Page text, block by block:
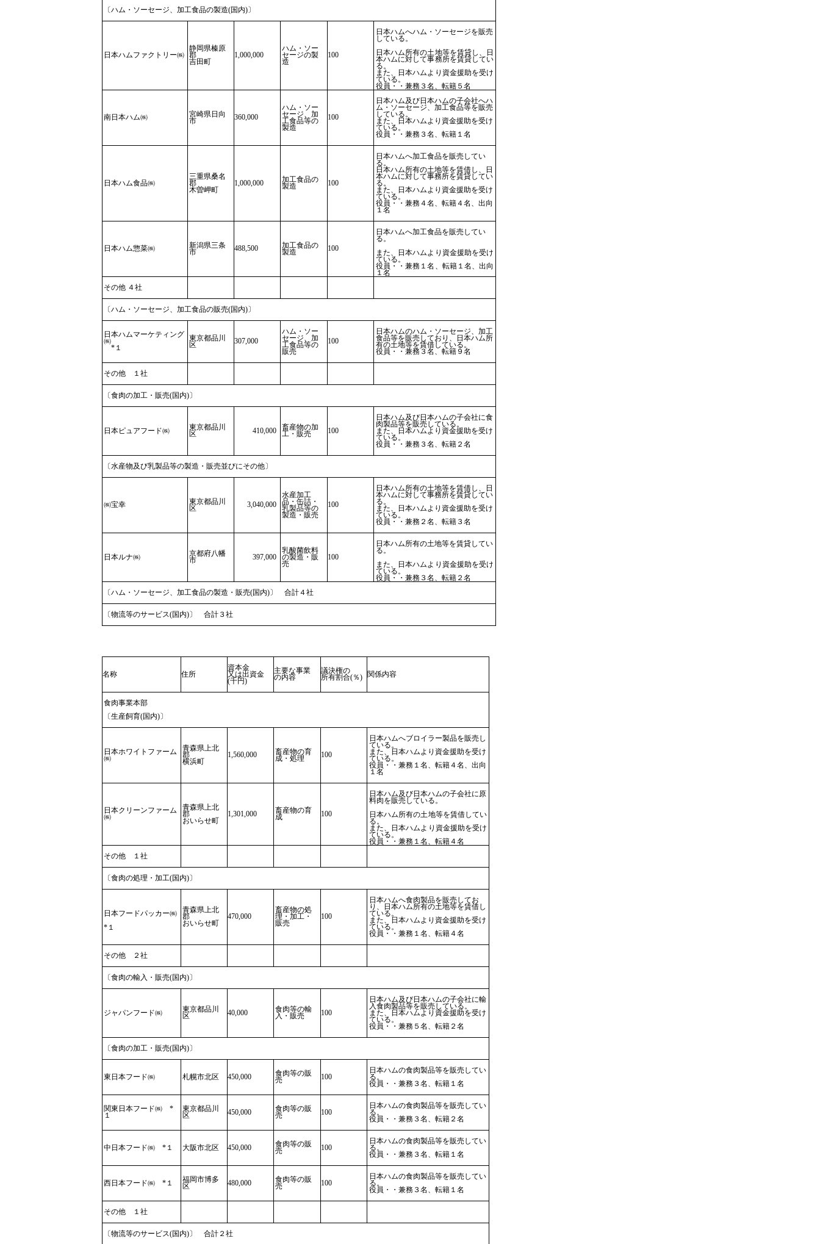
〔ハム・ソーセージ、加工食品の製造(国内)〕
日本ハムファクトリー㈱
静岡県榛原
郡
吉田町
1,000,000
ハム・ソー
セージの製
造
100
日本ハムへハム・ソーセージを販売
している。
日本ハム所有の土地等を賃貸し、日
本ハムに対して事務所を賃貸してい
る。
また、日本ハムより資金援助を受け
ている。
役員・・兼務３名、転籍５名
南日本ハム㈱ 宮崎県日向
市 360,000
ハム・ソー
セージ、加
工食品等の
製造
100
日本ハム及び日本ハムの子会社へハ
ム・ソーセージ、加工食品等を販売
している。
また、日本ハムより資金援助を受け
ている。
役員・・兼務３名、転籍１名
日本ハム食品㈱
三重県桑名
郡
木曽岬町
1,000,000 加工食品の
製造 100
日本ハムへ加工食品を販売してい
る。
日本ハム所有の土地等を賃借し、日
本ハムに対して事務所を賃貸してい
る。
また、日本ハムより資金援助を受け
ている。
役員・・兼務４名、転籍４名、出向
１名
日本ハム惣菜㈱ 新潟県三条
市 488,500 加工食品の
製造 100
日本ハムへ加工食品を販売してい
る。
また、日本ハムより資金援助を受け
ている。
役員・・兼務１名、転籍１名、出向
１名
その他 ４社
〔ハム・ソーセージ、加工食品の販売(国内)〕
日本ハムマーケティング
㈱
*１
東京都品川
区 307,000
ハム・ソー
セージ、加
工食品等の
販売
100
日本ハムのハム・ソーセージ、加工
食品等を販売しており、日本ハム所
有の土地等を賃借している。
役員・・兼務３名、転籍９名
その他 １社
〔食肉の加工・販売(国内)〕
日本ピュアフード㈱ 東京都品川
区 410,000 畜産物の加
工・販売 100
日本ハム及び日本ハムの子会社に食
肉製品等を販売している。
また、日本ハムより資金援助を受け
ている。
役員・・兼務３名、転籍２名
〔水産物及び乳製品等の製造・販売並びにその他〕
㈱宝幸 東京都品川
区 3,040,000
水産加工
品・缶詰・
乳製品等の
製造・販売
100
日本ハム所有の土地等を賃借し、日
本ハムに対して事務所を賃貸してい
る。
また、日本ハムより資金援助を受け
ている。
役員・・兼務２名、転籍３名
日本ルナ㈱ 京都府八幡
市 397,000
乳酸菌飲料
の製造・販
売
100
日本ハム所有の土地等を賃貸してい
る。
また、日本ハムより資金援助を受け
ている。
役員・・兼務３名、転籍２名
〔ハム・ソーセージ、加工食品の製造・販売(国内)〕 合計４社
〔物流等のサービス(国内)〕 合計３社
名称 住所
資本金
又は出資金
(千円)
主要な事業
の内容
議決権の
所有割合(％) 関係内容
食肉事業本部
〔生産飼育(国内)〕
日本ホワイトファーム
㈱
青森県上北
郡
横浜町
1,560,000 畜産物の育
成・処理 100
日本ハムへブロイラー製品を販売し
ている。
また、日本ハムより資金援助を受け
ている。
役員・・兼務１名、転籍４名、出向
１名
日本クリーンファーム
㈱
青森県上北
郡
おいらせ町
1,301,000 畜産物の育
成 100
日本ハム及び日本ハムの子会社に原
料肉を販売している。
日本ハム所有の土地等を賃借してい
る。
また、日本ハムより資金援助を受け
ている。
役員・・兼務１名、転籍４名
その他 １社
〔食肉の処理・加工(国内)〕
日本フードパッカー㈱
*１
青森県上北
郡
おいらせ町
470,000
畜産物の処
理・加工・
販売
100
日本ハムへ食肉製品を販売してお
り、日本ハム所有の土地等を賃借し
ている。
また、日本ハムより資金援助を受け
ている。
役員・・兼務１名、転籍４名
その他 ２社
〔食肉の輸入・販売(国内)〕
ジャパンフード㈱ 東京都品川
区 40,000 食肉等の輸
入・販売 100
日本ハム及び日本ハムの子会社に輸
入食肉製品等を販売している。
また、日本ハムより資金援助を受け
ている。
役員・・兼務５名、転籍２名
〔食肉の加工・販売(国内)〕
東日本フード㈱ 札幌市北区 450,000 食肉等の販
売 100
日本ハムの食肉製品等を販売してい
る。
役員・・兼務３名、転籍１名
関東日本フード㈱ *
１
東京都品川
区 450,000 食肉等の販
売 100
日本ハムの食肉製品等を販売してい
る。
役員・・兼務３名、転籍２名
中日本フード㈱ *１ 大阪市北区 450,000 食肉等の販
売 100
日本ハムの食肉製品等を販売してい
る。
役員・・兼務３名、転籍１名
西日本フード㈱ *１ 福岡市博多
区 480,000 食肉等の販
売 100
日本ハムの食肉製品等を販売してい
る。
役員・・兼務３名、転籍１名
その他 １社
〔物流等のサービス(国内)〕 合計２社